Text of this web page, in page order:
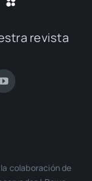
revis­ta
cola­bo­ra­ción de